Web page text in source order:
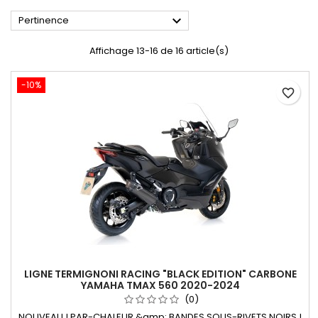
Pertinence 
Affichage 13-16 de 16 article(s)
-10%
LIGNE TERMIGNONI RACING "BLACK EDITION" CARBONE
YAMAHA TMAX 560 2020-2024
(0)
favorite_border